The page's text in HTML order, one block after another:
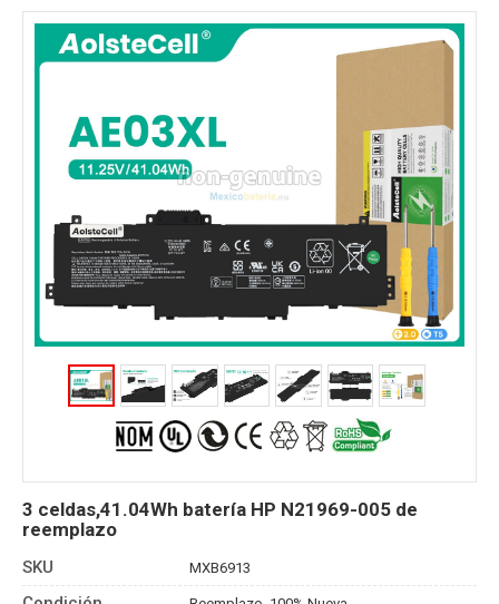
3 celdas,41.04Wh batería HP N21969-005 de
reemplazo
SKU MXB6913